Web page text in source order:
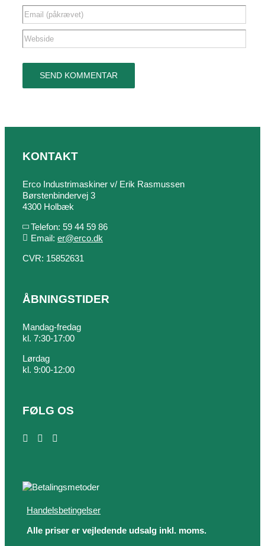
KONTAKT
Erco Industrimaskiner v/ Erik Rasmussen
Børstenbindervej 3
4300 Holbæk
Telefon: 59 44 59 86
Email: er@erco.dk
CVR: 15852631
ÅBNINGSTIDER
Mandag-fredag
kl. 7:30-17:00
Lørdag
kl. 9:00-12:00
FØLG OS
Handelsbetingelser
Alle priser er vejledende udsalg inkl. moms.